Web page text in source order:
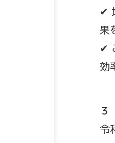
✔
果
✔
効
令